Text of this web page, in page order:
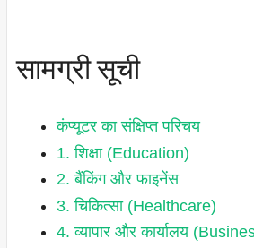
सामग्री सूची
कंप्यूटर का संक्षिप्त परिचय
1. शिक्षा (Education)
2. बैंकिंग और फाइनेंस
3. चिकित्सा (Healthcare)
4. व्यापार और कार्यालय